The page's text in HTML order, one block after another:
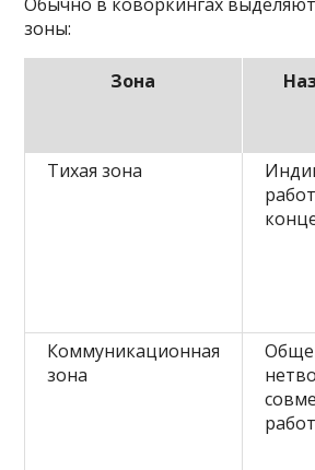
зоны:
Зона
Тихая зона
Коммуникационная
зона